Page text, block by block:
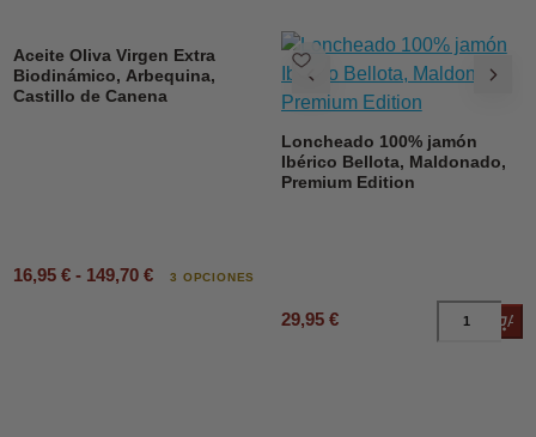
DESCUENTO
Aceite Oliva Virgen Extra
Biodinámico, Arbequina,
Castillo de Canena
16,95 € - 149,70 € 3 OPCIONES
Loncheado 100% jamón
Ibérico Bellota, Maldonado,
Premium Edition
29,95 €